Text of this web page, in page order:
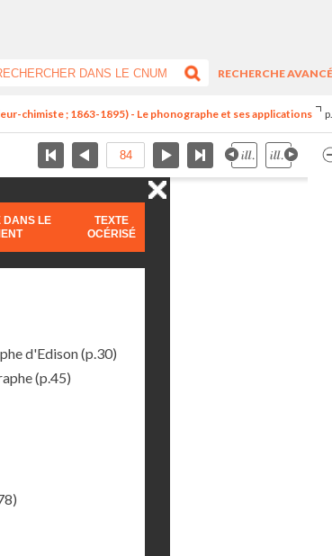
RECHERCHE
chimiste ; 1863-1895) - Le phonographe et ses applications
DANS LE
TEXTE
OCÉRISÉ
d'Edison(p.30)
(p.45)